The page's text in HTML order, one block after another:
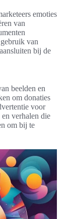
emoties
van
van
bij de
beelden en
om donaties
voor
verhalen die
om bij te